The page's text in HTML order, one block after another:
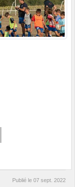
Publié le 07 sept. 2022